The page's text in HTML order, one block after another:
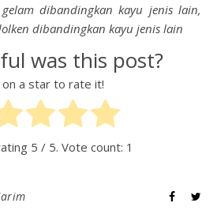
dibandingkan kayu jenis lain,
dibandingkan kayu jenis lain
was this post?
on a star to rate it!
5 / 5. Vote count: 1